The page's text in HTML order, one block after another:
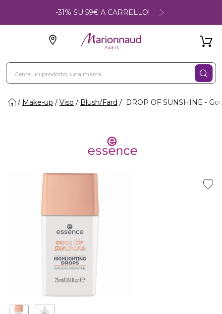
-31% SU 59€ A CARRELLO!
Make-up Viso Blush/Fard DROP OF SUNSHINE -